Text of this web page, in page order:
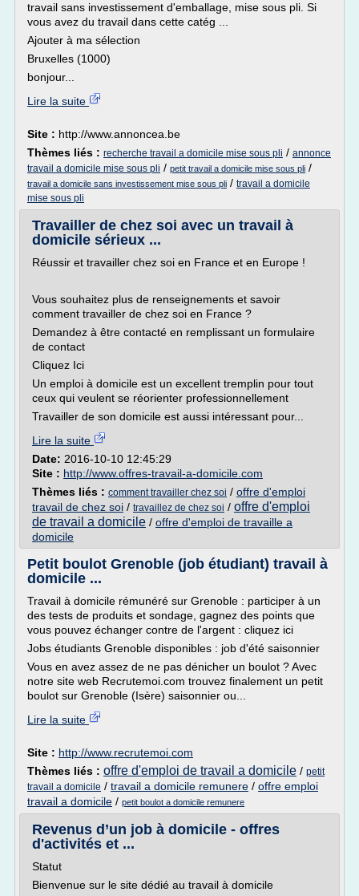
travail sans investissement d'emballage, mise sous pli. Si
vous avez du travail dans cette catég ...
Ajouter à ma sélection
Bruxelles (1000)
bonjour...
Lire la suite
Site : http://www.annoncea.be
Thèmes liés : recherche travail a domicile mise sous pli / annonce
travail a domicile mise sous pli / petit travail a domicile mise sous pli /
travail a domicile sans investissement mise sous pli / travail a domicile
mise sous pli
Travailler de chez soi avec un travail à
domicile sérieux ...
Réussir et travailler chez soi en France et en Europe !
Vous souhaitez plus de renseignements et savoir
comment travailler de chez soi en France ?
Demandez à être contacté en remplissant un formulaire
de contact
Cliquez Ici
Un emploi à domicile est un excellent tremplin pour tout
ceux qui veulent se réorienter professionnellement
Travailler de son domicile est aussi intéressant pour...
Lire la suite
Date: 2016-10-10 12:45:29
Site : http://www.offres-travail-a-domicile.com
Thèmes liés : comment travailler chez soi / offre d'emploi
travail de chez soi / travaillez de chez soi / offre d'emploi
de travail a domicile / offre d'emploi de travaille a
domicile
Petit boulot Grenoble (job étudiant) travail à
domicile ...
Travail à domicile rémunéré sur Grenoble : participer à un
des tests de produits et sondage, gagnez des points que
vous pouvez échanger contre de l'argent : cliquez ici
Jobs étudiants Grenoble disponibles : job d'été saisonnier
Vous en avez assez de ne pas dénicher un boulot ? Avec
notre site web Recrutemoi.com trouvez finalement un petit
boulot sur Grenoble (Isère) saisonnier ou...
Lire la suite
Site : http://www.recrutemoi.com
Thèmes liés : offre d'emploi de travail a domicile / petit
travail a domicile / travail a domicile remunere / offre emploi
travail a domicile / petit boulot a domicile remunere
Revenus d’un job à domicile - offres
d'activités et ...
Statut
Bienvenue sur le site dédié au travail à domicile